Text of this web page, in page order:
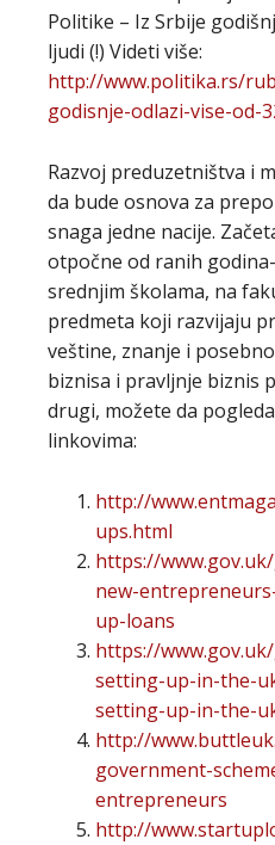
Politike – Iz Srbije
ljudi (!) Videti više:
http://www.politika.rs/
godisnje-odlazi-vise-od-
Razvoj preduzetništva i
da bude osnova za
snaga jedne nacije.
otpočne od ranih
srednjim školama, na
predmeta koji razvijaju
veštine, znanje i
biznisa i pravljnje biznis
drugi, možete da
linkovima:
http://
ups.html
https://
new-
up-loans
https://
setting-up-in-the-
setting-up-in-the-
http://
government-
entrepreneurs
http://